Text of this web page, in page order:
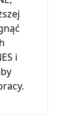
i